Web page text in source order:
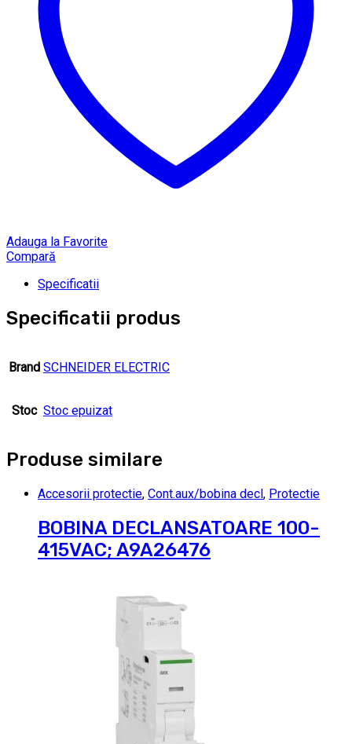
Adauga la Favorite
Compară
Specificatii
Specificatii produs
Brand SCHNEIDER ELECTRIC
Stoc Stoc epuizat
Produse similare
Accesorii protectie, Cont.aux/bobina decl, Protectie
BOBINA DECLANSATOARE 100-
415VAC; A9A26476